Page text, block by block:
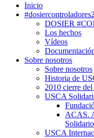
Inicio
DOSIER
Los hechos
Vídeos
Sobre nosotros
Sobre nosotros
Historia de
2010 cierre
USCA
ACAS.
USCA